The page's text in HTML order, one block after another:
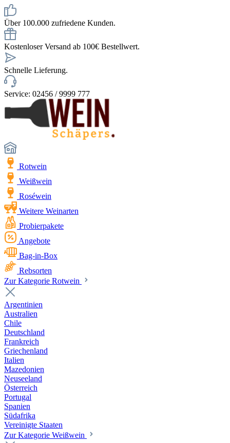
Über 100.000 zufriedene Kunden.
Kostenloser Versand ab 100€ Bestellwert.
Schnelle Lieferung.
Service: 02456 / 9999 777
Rotwein
Weißwein
Roséwein
Weitere Weinarten
Probierpakete
Angebote
Bag-in-Box
Rebsorten
Zur Kategorie Rotwein
Argentinien
Australien
Chile
Deutschland
Frankreich
Griechenland
Italien
Mazedonien
Neuseeland
Österreich
Portugal
Spanien
Südafrika
Vereinigte Staaten
Zur Kategorie Weißwein